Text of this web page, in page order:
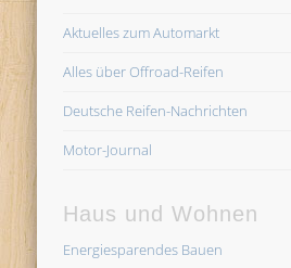
Aktuelles zum Automarkt
Alles über Offroad-Reifen
Deutsche Reifen-Nachrichten
Motor-Journal
Haus und Wohnen
Energiesparendes Bauen